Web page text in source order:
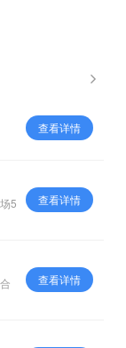
查看详情
5
查看详情
查看详情